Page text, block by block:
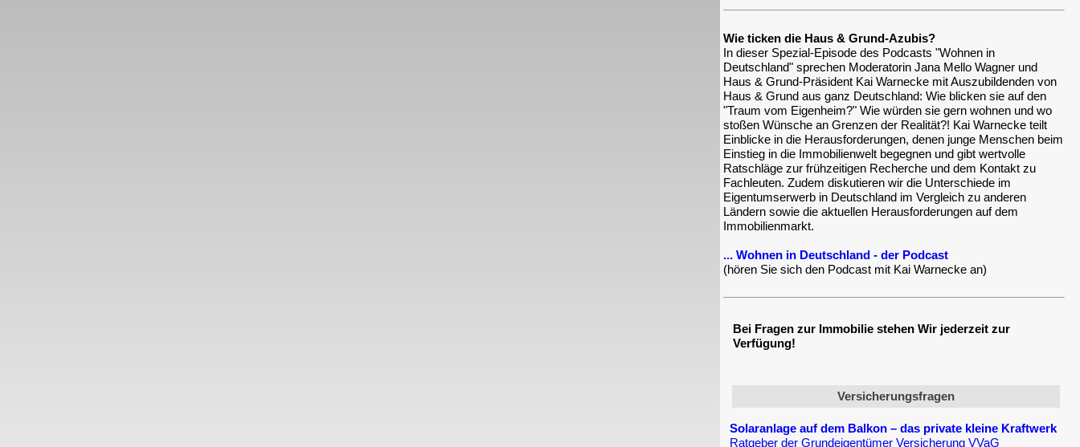
Wie ticken die Haus & Grund-Azubis?
In dieser Spezial-Episode des Podcasts "Wohnen in
Deutschland" sprechen Moderatorin Jana Mello Wagner und
Haus & Grund-Präsident Kai Warnecke mit Auszubildenden von
Haus & Grund aus ganz Deutschland: Wie blicken sie auf den
"Traum vom Eigenheim?" Wie würden sie gern wohnen und wo
stoßen Wünsche an Grenzen der Realität?! Kai Warnecke teilt
Einblicke in die Herausforderungen, denen junge Menschen beim
Einstieg in die Immobilienwelt begegnen und gibt wertvolle
Ratschläge zur frühzeitigen Recherche und dem Kontakt zu
Fachleuten. Zudem diskutieren wir die Unterschiede im
Eigentumserwerb in Deutschland im Vergleich zu anderen
Ländern sowie die aktuellen Herausforderungen auf dem
Immobilienmarkt.
... Wohnen in Deutschland - der Podcast
(hören Sie sich den Podcast mit Kai Warnecke an)
Bei Fragen zur Immobilie stehen Wir jederzeit zur
Verfügung!
Versicherungsfragen
Solaranlage auf dem Balkon – das private kleine Kraftwerk
Ratgeber der Grundeigentümer Versicherung VVaG